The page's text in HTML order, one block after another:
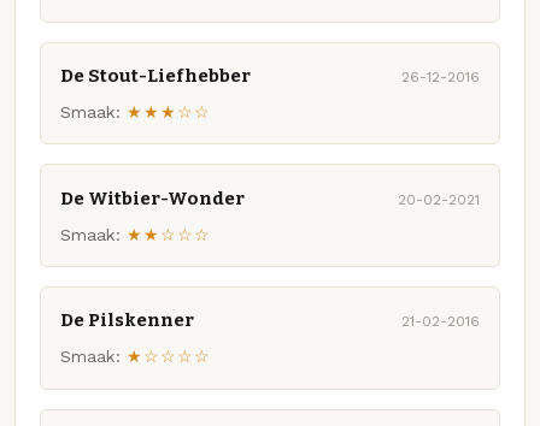
De Stout-Liefhebber 26-12-2016
Smaak: ★★★☆☆
De Witbier-Wonder 20-02-2021
Smaak: ★★☆☆☆
De Pilskenner 21-02-2016
Smaak: ★☆☆☆☆